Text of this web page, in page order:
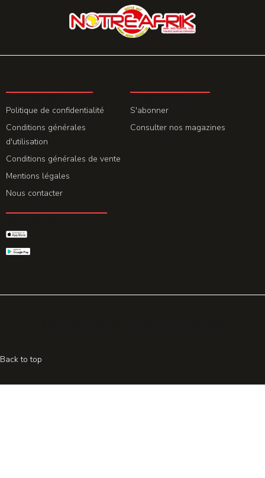
Politique de confidentialité
Conditions générales
d'utilisation
Conditions générales de vente
Mentions légales
Nous contacter
S'abonner
Consulter nos magazines
Back to top